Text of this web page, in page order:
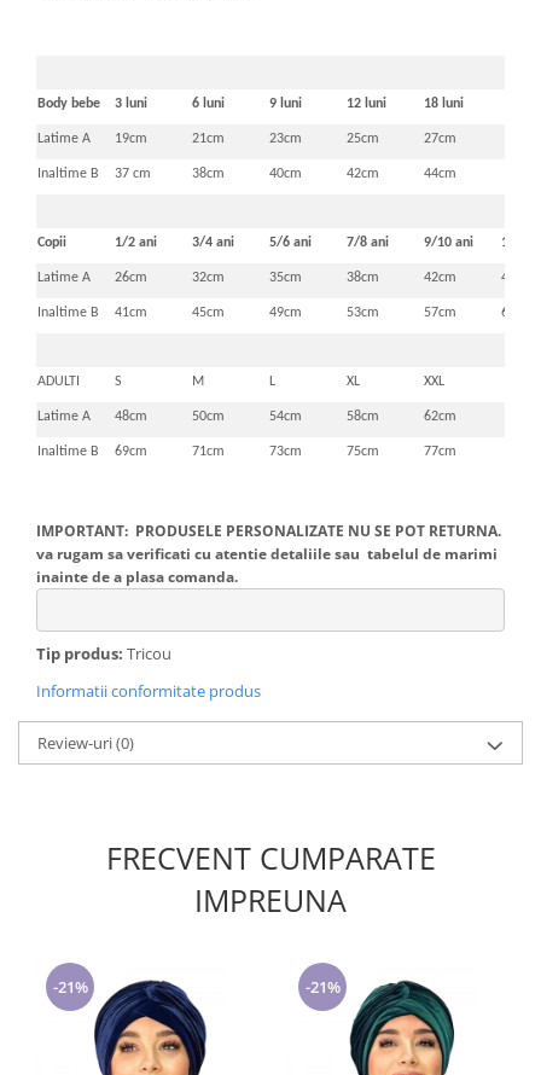
Body bebe 3 luni 6 luni 9 luni 12 luni 18 luni
Latime A 19cm 21cm 23cm 25cm 27cm
Inaltime B 37 cm 38cm 40cm 42cm 44cm
Copii 1/2 ani 3/4 ani 5/6 ani 7/8 ani 9/10 ani 11/12
Latime A 26cm 32cm 35cm 38cm 42cm 46cm
Inaltime B 41cm 45cm 49cm 53cm 57cm 61cm
ADULTI S M L XL XXL
Latime A 48cm 50cm 54cm 58cm 62cm
Inaltime B 69cm 71cm 73cm 75cm 77cm
IMPORTANT: PRODUSELE PERSONALIZATE NU SE POT RETURNA.
va rugam sa verificati cu atentie detaliile sau tabelul de marimi
inainte de a plasa comanda.
Tip produs: Tricou
Informatii conformitate produs
Review-uri(0)
FRECVENT CUMPARATE
IMPREUNA
-21% -21%